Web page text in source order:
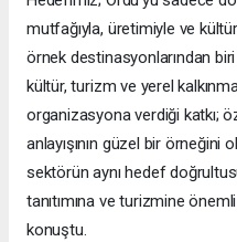
mutfağıyla, üretimiyle ve
örnek destinasyonlarından
kültür, turizm ve yerel
organizasyona verdiği katkı;
anlayışının güzel bir örneğini
sektörün aynı hedef
tanıtımına ve turizmine
konuştu.